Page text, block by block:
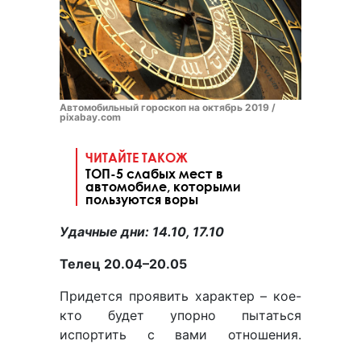
Автомобильный гороскоп на октябрь 2019 /
pixabay.com
ЧИТАЙТЕ ТАКОЖ
ТОП-5 слабых мест в
автомобиле, которыми
пользуются воры
Удачные дни: 14.10, 17.10
Телец 20.04–20.05
Придется проявить характер – кое-
кто будет упорно пытаться
испортить с вами отношения.